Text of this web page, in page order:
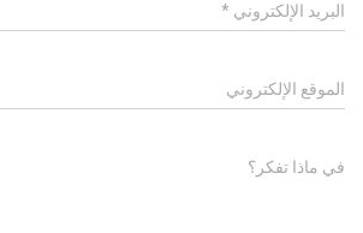
البريد الإلكتروني *
الموقع الإلكتروني
في ماذا تفكر؟